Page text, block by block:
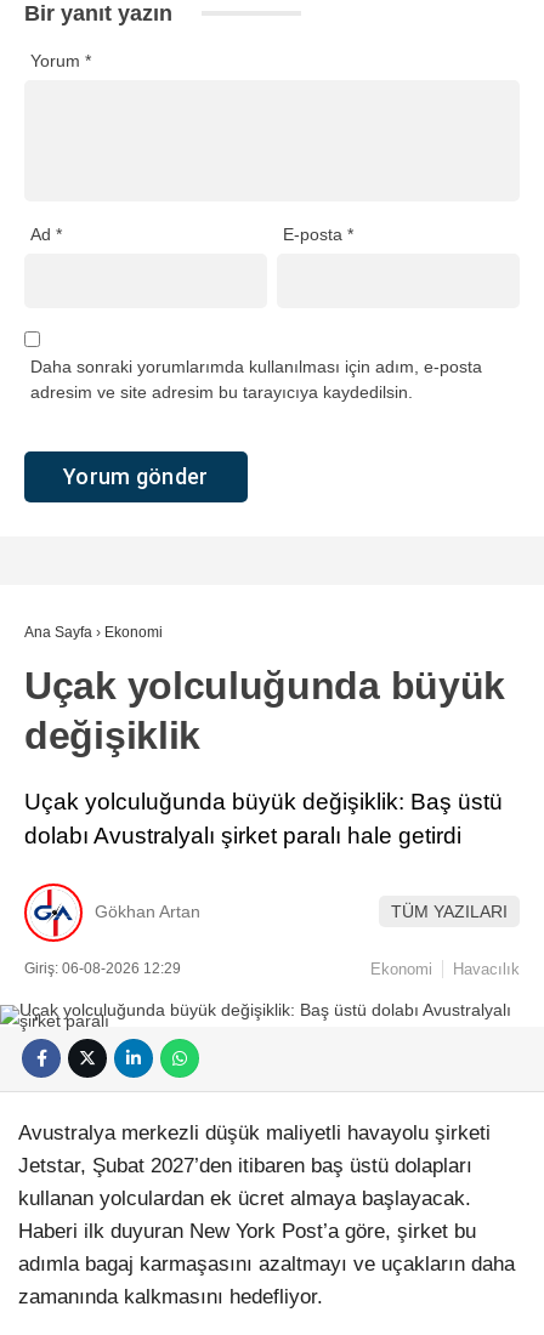
Bir yanıt yazın
Yorum *
Ad * E-posta*
Daha sonraki yorumlarımda kullanılması için adım, e-posta
adresim ve site adresim bu tarayıcıya kaydedilsin.
Ana Sayfa › Ekonomi
Uçak yolculuğunda büyük
değişiklik
Uçak yolculuğunda büyük değişiklik: Baş üstü
dolabı Avustralyalı şirket paralı hale getirdi
Gökhan Artan TÜM YAZILARI
Giriş: 06-08-2026 12:29 Ekonomi Havacılık
Avustralya merkezli düşük maliyetli havayolu şirketi
Jetstar, Şubat 2027’den itibaren baş üstü dolapları
kullanan yolculardan ek ücret almaya başlayacak.
Haberi ilk duyuran New York Post’a göre, şirket bu
adımla bagaj karmaşasını azaltmayı ve uçakların daha
zamanında kalkmasını hedefliyor.